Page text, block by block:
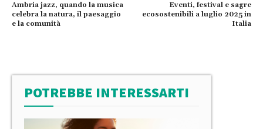
Ambria jazz, quando la musica
celebra la natura, il paesaggio
e la comunità
Eventi, festival e sagre
ecosostenibili a luglio 2025 in
Italia
POTREBBE INTERESSARTI